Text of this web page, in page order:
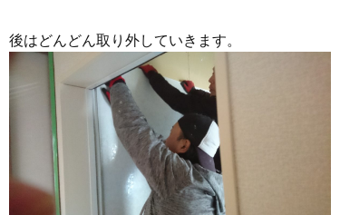
後はどんどん取り外していきます。